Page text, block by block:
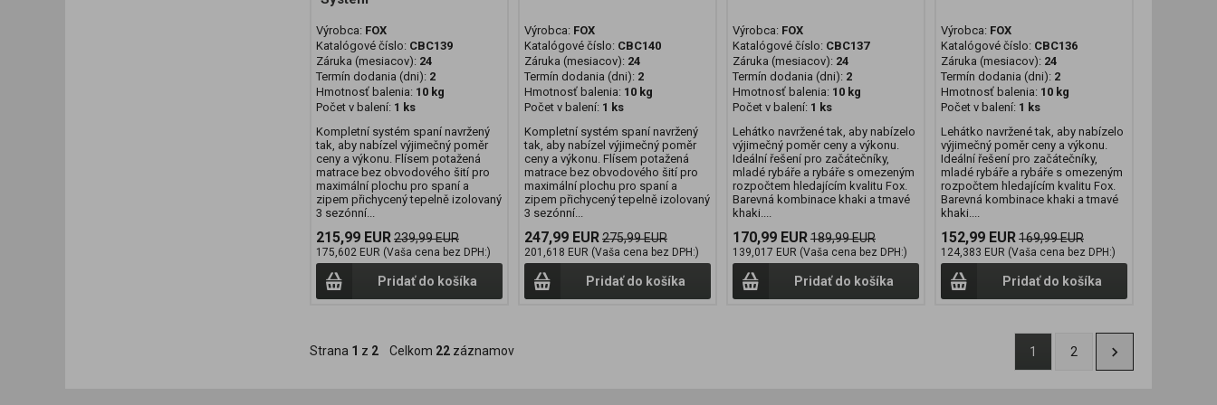
Výrobca: FOX
Katalógové číslo: CBC139
Záruka (mesiacov): 24
Termín dodania (dni): 2
Hmotnosť balenia: 10 kg
Počet v balení: 1 ks
Kompletní systém spaní navržený
tak, aby nabízel výjimečný poměr
ceny a výkonu. Flísem potažená
matrace bez obvodového šití pro
maximální plochu pro spaní a
zipem přichycený tepelně izolovaný
3 sezónní...
215,99 EUR239,99 EUR
175,602 EUR (Vaša cena bez DPH:)
Pridať do košíka
Výrobca: FOX
Katalógové číslo: CBC140
Záruka (mesiacov): 24
Termín dodania (dni): 2
Hmotnosť balenia: 10 kg
Počet v balení: 1 ks
Kompletní systém spaní navržený
tak, aby nabízel výjimečný poměr
ceny a výkonu. Flísem potažená
matrace bez obvodového šití pro
maximální plochu pro spaní a
zipem přichycený tepelně izolovaný
3 sezónní...
247,99 EUR275,99 EUR
201,618 EUR (Vaša cena bez DPH:)
Pridať do košíka
Výrobca: FOX
Katalógové číslo: CBC137
Záruka (mesiacov): 24
Termín dodania (dni): 2
Hmotnosť balenia: 10 kg
Počet v balení: 1 ks
Lehátko navržené tak, aby nabízelo
výjimečný poměr ceny a výkonu.
Ideální řešení pro začátečníky,
mladé rybáře a rybáře s omezeným
rozpočtem hledajícím kvalitu Fox.
Barevná kombinace khaki a tmavé
khaki....
170,99 EUR189,99 EUR
139,017 EUR (Vaša cena bez DPH:)
Pridať do košíka
Výrobca: FOX
Katalógové číslo: CBC136
Záruka (mesiacov): 24
Termín dodania (dni): 2
Hmotnosť balenia: 10 kg
Počet v balení: 1 ks
Lehátko navržené tak, aby nabízelo
výjimečný poměr ceny a výkonu.
Ideální řešení pro začátečníky,
mladé rybáře a rybáře s omezeným
rozpočtem hledajícím kvalitu Fox.
Barevná kombinace khaki a tmavé
khaki....
152,99 EUR169,99 EUR
124,383 EUR (Vaša cena bez DPH:)
Pridať do košíka
Strana 1 z 2 Celkom 22 záznamov 1 2